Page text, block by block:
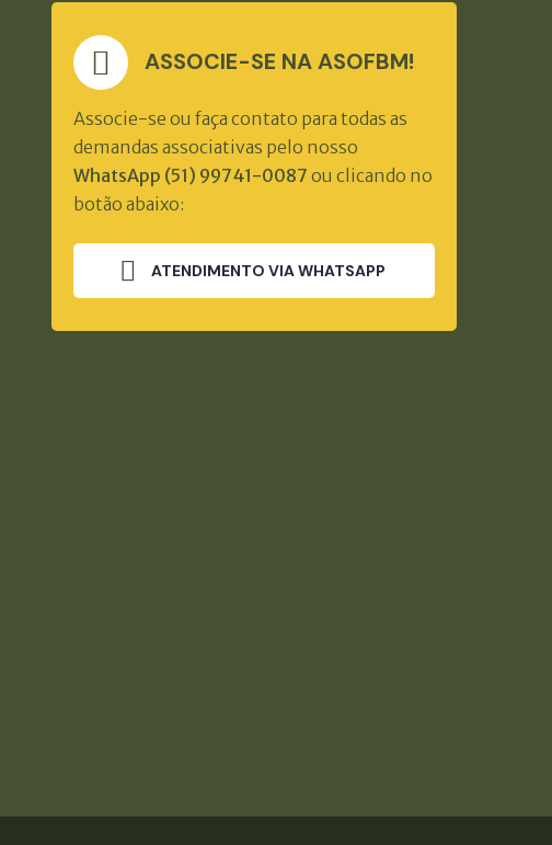
ASSOCIE-SE NA ASOFBM!
Associe-se ou faça contato para todas as
demandas associativas pelo nosso
WhatsApp (51) 99741-0087 ou clicando no
botão abaixo:
ATENDIMENTO VIA WHATSAPP